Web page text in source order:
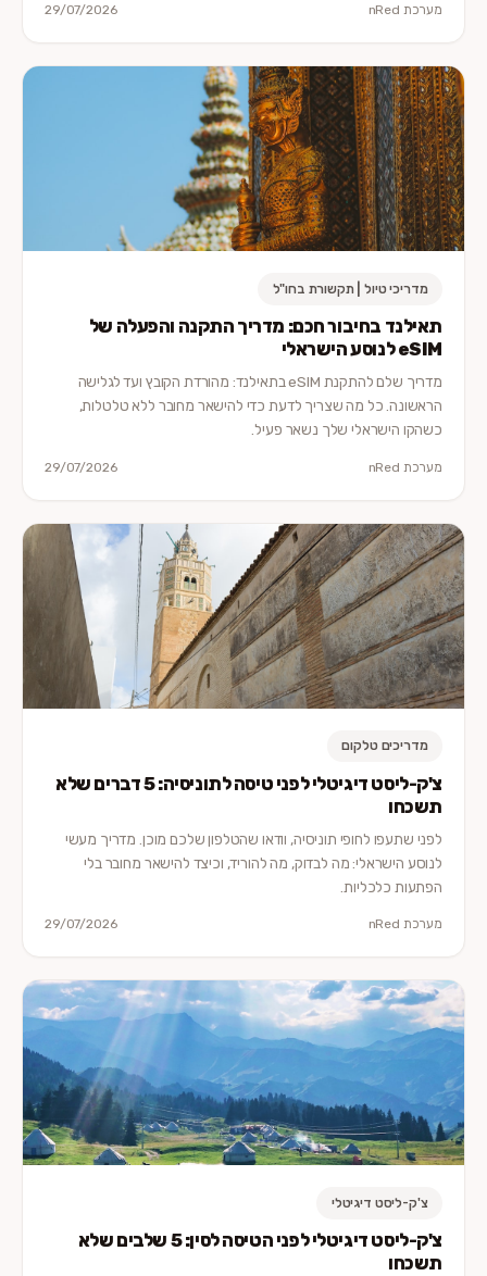
מערכת nRed 29/07/2026
מדריכי טיול | תקשורת בחו"ל
תאילנד בחיבור חכם: מדריך התקנה והפעלה של
eSIM לנוסע הישראלי
מדריך שלם להתקנת eSIM בתאילנד: מהורדת הקובץ ועד לגלישה
הראשונה. כל מה שצריך לדעת כדי להישאר מחובר ללא טלטלות,
כשהקו הישראלי שלך נשאר פעיל.
מערכת nRed 29/07/2026
מדריכים טלקום
צ'ק-ליסט דיגיטלי לפני טיסה לתוניסיה: 5 דברים שלא
תשכחו
לפני שתעפו לחופי תוניסיה, וודאו שהטלפון שלכם מוכן. מדריך מעשי
לנוסע הישראלי: מה לבדוק, מה להוריד, וכיצד להישאר מחובר בלי
הפתעות כלכליות.
מערכת nRed 29/07/2026
צ'ק-ליסט דיגיטלי
צ'ק-ליסט דיגיטלי לפני הטיסה לסין: 5 שלבים שלא
תשכחו